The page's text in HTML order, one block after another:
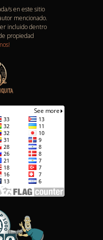
s en este sitio
mencionado.
incluido dentro
propiedad